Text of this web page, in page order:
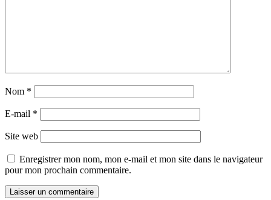
Nom *
E-mail *
Site web
Enregistrer mon nom, mon e-mail et mon site dans le navigateur
pour mon prochain commentaire.